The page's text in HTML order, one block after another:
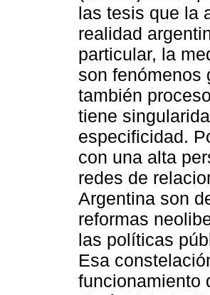
las tesis que la
realidad
particular, la
son fenómenos
también
tiene
especificidad.
con una alta
redes de
Argentina son
reformas
las políticas
Esa
funcionamiento